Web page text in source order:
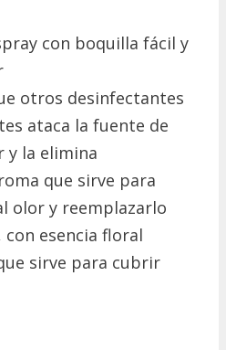
con boquilla fácil y
otros desinfectantes
ataca la fuente de
y la elimina
que sirve para
olor y reemplazarlo
esencia floral
sirve para cubrir